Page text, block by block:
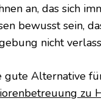
an, das sich
bewusst sein,
nicht
gute Alternative
zu